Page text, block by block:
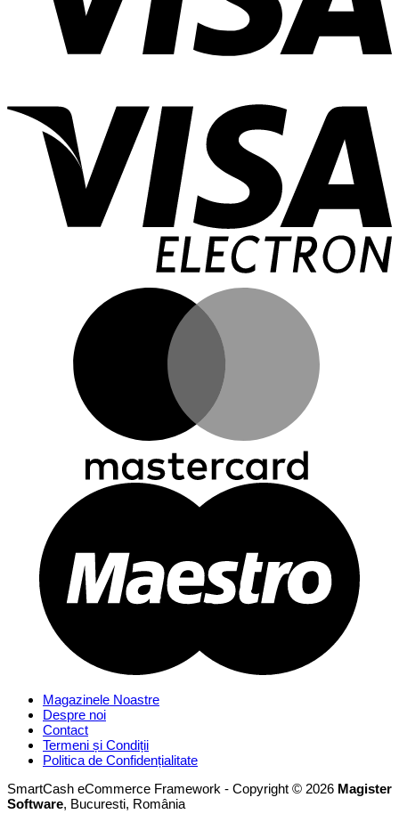
Magazinele Noastre
Despre noi
Contact
Termeni și Condiții
Politica de Confidențialitate
SmartCash eCommerce Framework - Copyright © 2026 Magister
Software, Bucuresti, România